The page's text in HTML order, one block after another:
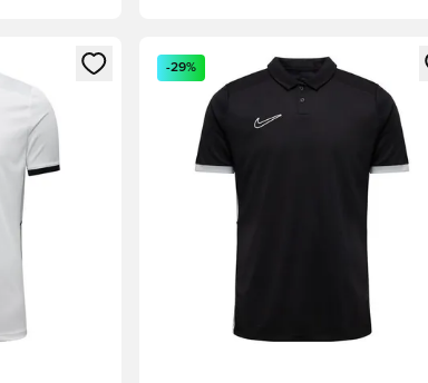
alebo registráciu ako členOtvorí modál na prihlásenie alebo
-29%